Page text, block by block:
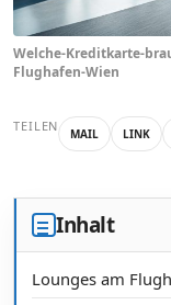
Welche-Kreditkarte-
Flughafen-Wien
TEILEN MAIL LINK
Inhalt
Lounges am